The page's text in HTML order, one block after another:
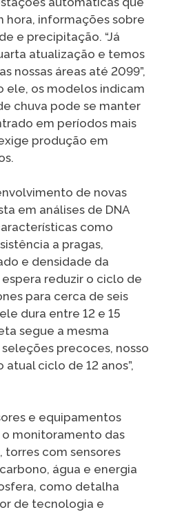
hora, informações sobre
e precipitação. “Já
atualização e temos
nossas áreas até 2099”,
ele, os modelos indicam
chuva pode se manter
em períodos mais
produção em
de novas
em análises de DNA
como
a pragas,
e densidade da
reduzir o ciclo de
para cerca de seis
dura entre 12 e 15
segue a mesma
seleções precoces, nosso
ciclo de 12 anos”,
e equipamentos
monitoramento das
torres com sensores
água e energia
como detalha
de tecnologia e